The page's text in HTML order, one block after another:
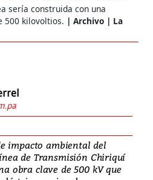
sería construida con una
500 kilovoltios.
Archivo | La
impacto ambiental del
de Transmisión Chiriquí
obra clave de 500 kV que